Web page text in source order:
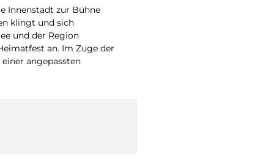
Innenstadt zur Bühne
klingt und sich
und der Region
an. Im Zuge der
angepassten